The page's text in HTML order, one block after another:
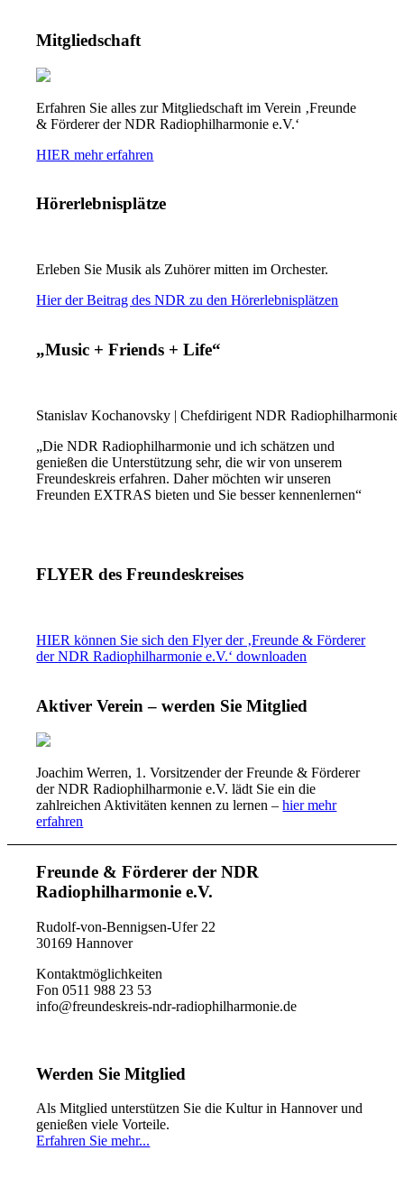
Mitgliedschaft
Erfahren Sie alles zur Mitgliedschaft im Verein ‚Freunde
& Förderer der NDR Radiophilharmonie e.V.‘
HIER mehr erfahren
Hörerlebnisplätze
Erleben Sie Musik als Zuhörer mitten im Orchester.
Hier der Beitrag des NDR zu den Hörerlebnisplätzen
„Music + Friends + Life“
Stanislav Kochanovsky | Chefdirigent NDR Radiophilharmonie
„Die NDR Radiophilharmonie und ich schätzen und
genießen die Unterstützung sehr, die wir von unserem
Freundeskreis erfahren. Daher möchten wir unseren
Freunden EXTRAS bieten und Sie besser kennenlernen“
FLYER des Freundeskreises
HIER können Sie sich den Flyer der ‚Freunde & Förderer
der NDR Radiophilharmonie e.V.‘ downloaden
Aktiver Verein – werden Sie Mitglied
Joachim Werren, 1. Vorsitzender der Freunde & Förderer
der NDR Radiophilharmonie e.V. lädt Sie ein die
zahlreichen Aktivitäten kennen zu lernen –hier mehr
erfahren
Freunde & Förderer der NDR
Radiophilharmonie e.V.
Rudolf-von-Bennigsen-Ufer 22
30169 Hannover
Kontaktmöglichkeiten
Fon 0511 988 23 53
info@freundeskreis-ndr-radiophilharmonie.de
Werden Sie Mitglied
Als Mitglied unterstützen Sie die Kultur in Hannover und
genießen viele Vorteile.
Erfahren Sie mehr...